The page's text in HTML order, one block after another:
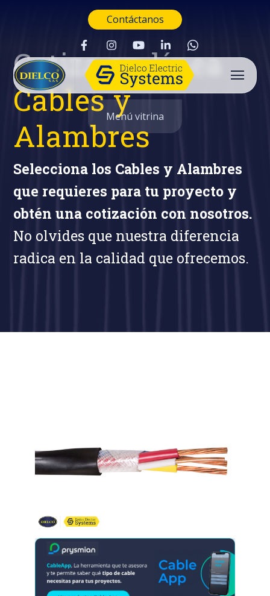
Contáctanos
Buscar
Menú vitrina
Cotiza en línea
Cables y
Alambres
Selecciona los Cables y Alambres
que requieres para tu proyecto y
obtén una cotización con nosotros.
No olvides que nuestra diferencia
radica en la calidad que ofrecemos.